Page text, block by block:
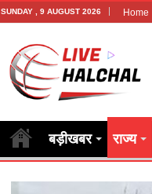
SUNDAY , 9 AUGUST 2026 Home
बड़ीखबर राज्य